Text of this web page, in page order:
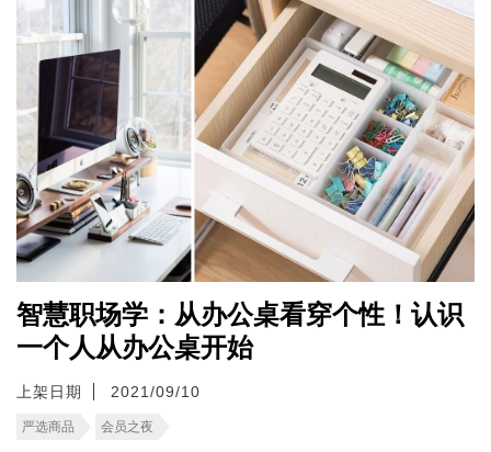
智慧职场学：从办公桌看穿个性！认识
一个人从办公桌开始
上架日期 2021/09/10
严选商品 会员之夜